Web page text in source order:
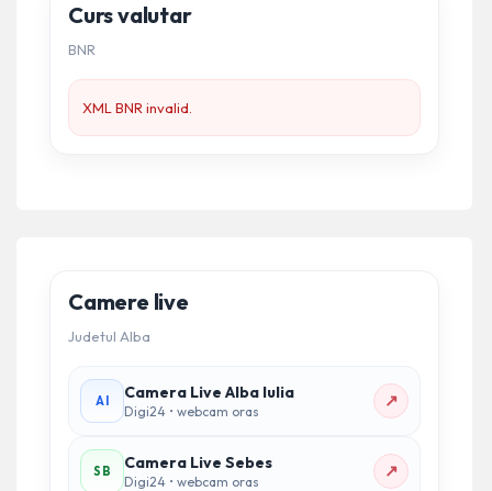
Curs valutar
BNR
XML BNR invalid.
Camere live
Judetul Alba
AI Camera Live Alba Iulia
Digi24 • webcam oras ↗
SB Camera Live Sebes
Digi24 • webcam oras ↗